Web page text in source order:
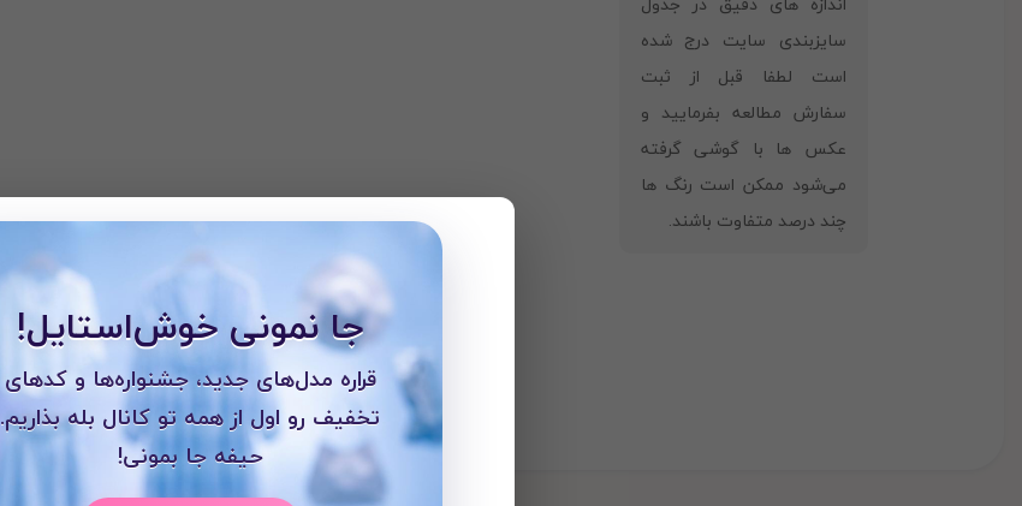
سایزبندی سایت درج شده
است لطفا قبل از ثبت
سفارش مطالعه بفرمایید و
عکس ها با گوشی گرفته
می‌شود ممکن است رنگ ها
چند درصد متفاوت باشند.
جا نمونی خوش‌استایل!
قراره مدل‌های جدید، جشنواره‌ها و کدهای
تخفیف رو اول از همه تو کانال بله بذاریم.
حیفه جا بمونی!